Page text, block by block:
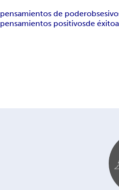
pensamientos de poder
pensamientos positivosde éxito